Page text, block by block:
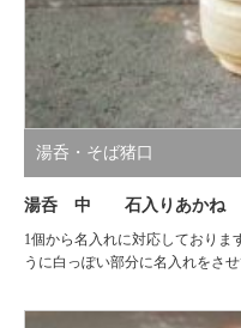
湯呑・そば猪口
湯呑 中 石入りあかね
1個から名入れに対応しておりま
うに白っぽい部分に名入れをさせ